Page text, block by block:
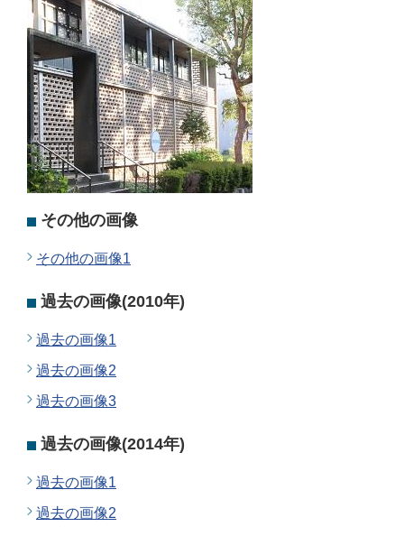
その他の画像
その他の画像1
過去の画像(2010年)
過去の画像1
過去の画像2
過去の画像3
過去の画像(2014年)
過去の画像1
過去の画像2